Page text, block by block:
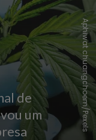
de
um
Aphiwat chuangchoem/Pexels